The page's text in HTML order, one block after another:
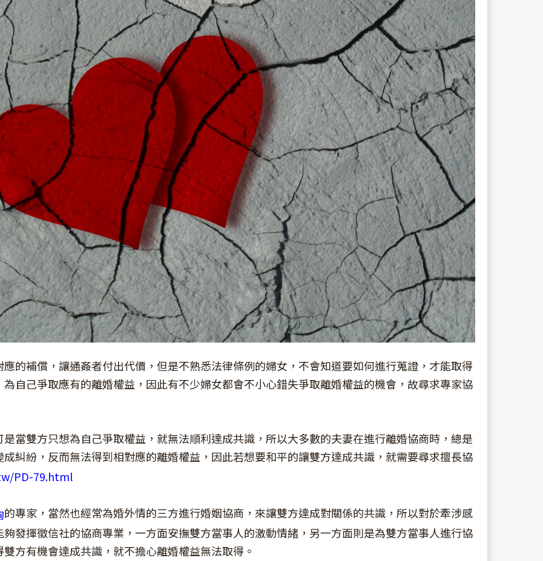
的補償，讓通姦者付出代價，但是不熟悉法律條例的婦女，不會知道要如何進行蒐證，才能取得
自己爭取應有的離婚權益，因此有不少婦女都會不小心錯失爭取離婚權益的機會，故尋求專家協
當雙方只想為自己爭取權益，就無法順利達成共識，所以大多數的夫妻在進行離婚協商時，總是
糾紛，反而無法得到相對應的離婚權益，因此若想要和平的讓雙方達成共識，就需要尋求擅長協
PD-79.html
的專家，當然也經常為婚外情的三方進行婚姻協商，來讓雙方達成對關係的共識，所以對於牽涉感
發揮徵信社的協商專業，一方面安撫雙方當事人的激動情緒，另一方面則是為雙方當事人進行協
方有機會達成共識，就不擔心離婚權益無法取得。